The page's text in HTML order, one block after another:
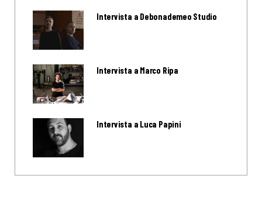
Intervista a Debonademeo Studio
Intervista a Marco Ripa
Intervista a Luca Papini